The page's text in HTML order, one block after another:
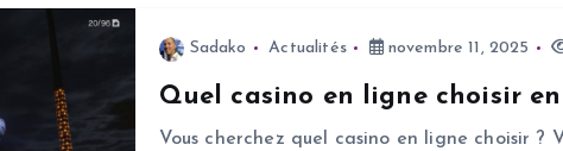
Sadako Actualités novembre 11, 2025
Quel casino en ligne choisir en
Vous cherchez quel casino en ligne choisir